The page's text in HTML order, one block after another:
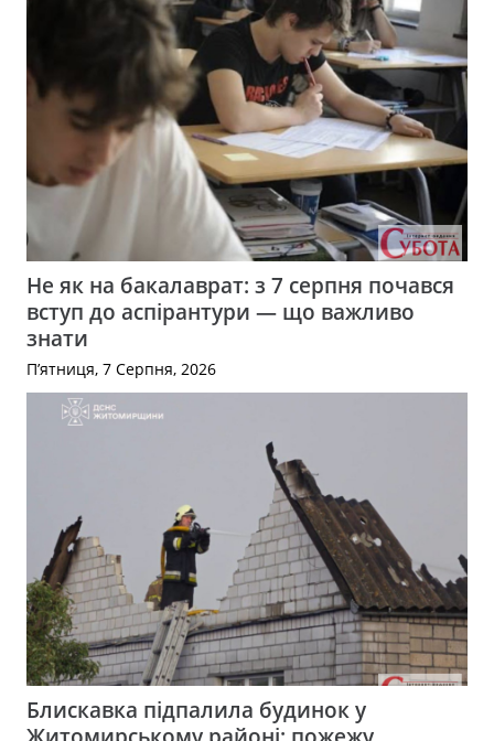
Не як на бакалаврат: з 7 серпня почався
вступ до аспірантури — що важливо
знати
П’ятниця, 7 Серпня, 2026
Блискавка підпалила будинок у